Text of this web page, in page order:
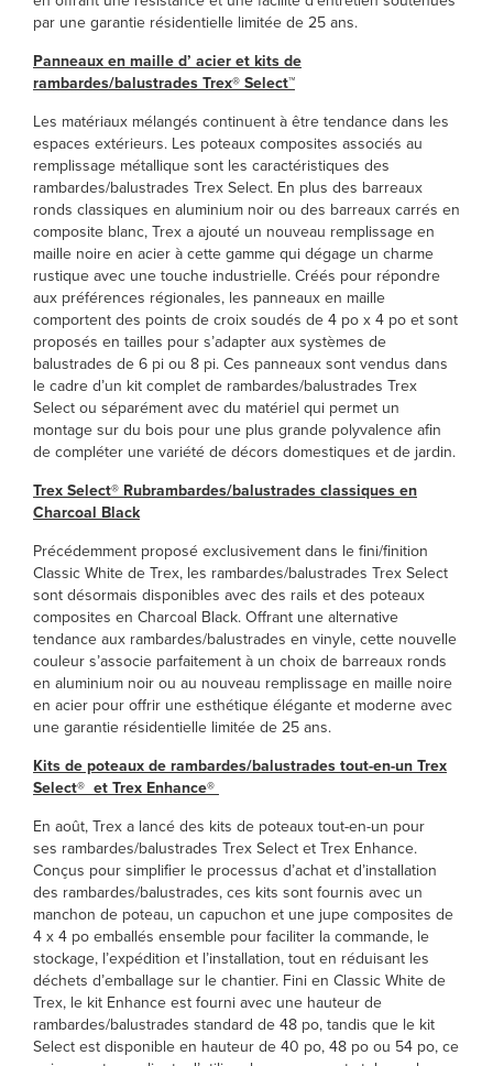
par une garantie résidentielle limitée de 25 ans.
Panneaux en maille d’ acier et kits de
rambardes/balustrades Trex® Select™
Les matériaux mélangés continuent à être tendance dans les
espaces extérieurs. Les poteaux composites associés au
remplissage métallique sont les caractéristiques des
rambardes/balustrades Trex Select. En plus des barreaux
ronds classiques en aluminium noir ou des barreaux carrés en
composite blanc, Trex a ajouté un nouveau remplissage en
maille noire en acier à cette gamme qui dégage un charme
rustique avec une touche industrielle. Créés pour répondre
aux préférences régionales, les panneaux en maille
comportent des points de croix soudés de 4 po x 4 po et sont
proposés en tailles pour s’adapter aux systèmes de
balustrades de 6 pi ou 8 pi. Ces panneaux sont vendus dans
le cadre d’un kit complet de rambardes/balustrades Trex
Select ou séparément avec du matériel qui permet un
montage sur du bois pour une plus grande polyvalence afin
de compléter une variété de décors domestiques et de jardin.
Trex Select® Rubrambardes/balustrades classiques en
Charcoal Black
Précédemment proposé exclusivement dans le fini/finition
Classic White de Trex, les rambardes/balustrades Trex Select
sont désormais disponibles avec des rails et des poteaux
composites en Charcoal Black. Offrant une alternative
tendance aux rambardes/balustrades en vinyle, cette nouvelle
couleur s’associe parfaitement à un choix de barreaux ronds
en aluminium noir ou au nouveau remplissage en maille noire
en acier pour offrir une esthétique élégante et moderne avec
une garantie résidentielle limitée de 25 ans.
Kits de poteaux de rambardes/balustrades tout-en-un Trex
Select® et Trex Enhance®
En août, Trex a lancé des kits de poteaux tout-en-un pour
ses rambardes/balustrades Trex Select et Trex Enhance.
Conçus pour simplifier le processus d’achat et d’installation
des rambardes/balustrades, ces kits sont fournis avec un
manchon de poteau, un capuchon et une jupe composites de
4 x 4 po emballés ensemble pour faciliter la commande, le
stockage, l’expédition et l’installation, tout en réduisant les
déchets d’emballage sur le chantier. Fini en Classic White de
Trex, le kit Enhance est fourni avec une hauteur de
rambardes/balustrades standard de 48 po, tandis que le kit
Select est disponible en hauteur de 40 po, 48 po ou 54 po, ce